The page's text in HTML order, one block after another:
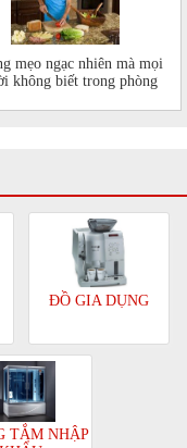
mẹo ngạc nhiên mà mọi
không biết trong phòng
ĐỒ GIA DỤNG
TẮM NHẬP